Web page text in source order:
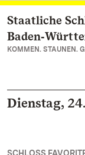
Zum
Staatliche
KOMMEN. STAUNEN.
Dienstag,